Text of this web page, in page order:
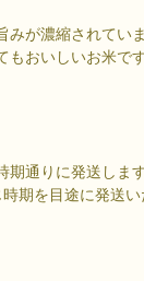
が濃縮されていま
もおいしいお米で
通りに発送します
期を目途に発送い